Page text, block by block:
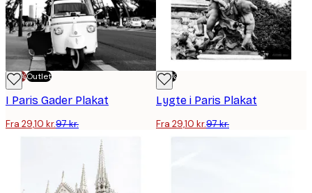
-70%Outlet
I Paris Gader Plakat
Fra 29,10 kr.97 kr.
-70%
Lygte i Paris Plakat
Fra 29,10 kr.97 kr.